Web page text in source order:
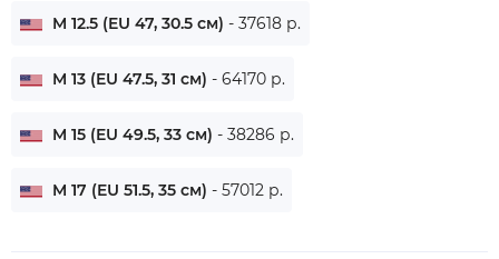
M 12.5 (EU 47, 30.5 см) - 37618 р.
M 13 (EU 47.5, 31 см) - 64170 р.
M 15 (EU 49.5, 33 см) - 38286 р.
M 17 (EU 51.5, 35 см) - 57012 р.